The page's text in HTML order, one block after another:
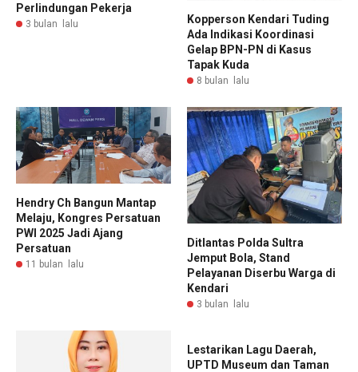
Perlindungan Pekerja
3 bulan lalu
Kopperson Kendari Tuding
Ada Indikasi Koordinasi
Gelap BPN-PN di Kasus
Tapak Kuda
8 bulan lalu
Hendry Ch Bangun Mantap
Melaju, Kongres Persatuan
PWI 2025 Jadi Ajang
Persatuan
11 bulan lalu
Ditlantas Polda Sultra
Jemput Bola, Stand
Pelayanan Diserbu Warga di
Kendari
3 bulan lalu
Lestarikan Lagu Daerah,
UPTD Museum dan Taman